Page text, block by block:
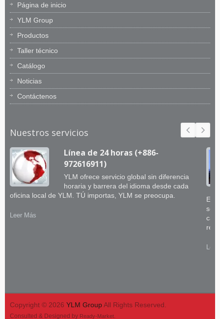
Página de inicio
YLM Group
Productos
Taller técnico
Catálogo
Noticias
Contáctenos
Nuestros servicios
Línea de 24 horas (+886-
972616911)
YLM ofrece servicio global sin diferencia
horaria y barrera del idioma desde cada
oficina local de YLM. TÚ importas, YLM se preocupa.
Leer Más
El
Copyright © 2026 YLM Group All Rights Reserved.
Consulted & Designed by Ready-Market